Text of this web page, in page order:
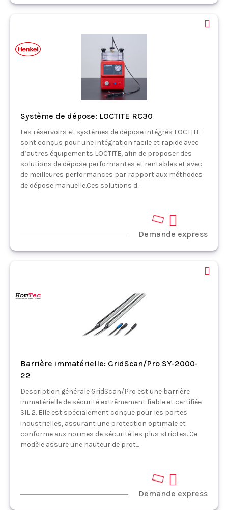
Système de dépose: LOCTITE RC30
Les réservoirs et systèmes de dépose intégrés LOCTITE
sont conçus pour une intégration facile et rapide avec
d’autres équipements LOCTITE, afin de proposer des
solutions de dépose performantes et rentables et avec
de meilleures performances par rapport aux méthodes
de dépose manuelle.Ces solutions d...
Demande express
Barrière immatérielle: GridScan/Pro SY-2000-
22
Description générale GridScan/Pro est une barrière
immatérielle de sécurité extrêmement fiable et certifiée
SIL 2. Elle est spécialement conçue pour les portes
industrielles, assurant une protection optimale et
conforme aux normes de sécurité les plus strictes. Ce
modèle assure une hauteur de prot...
Demande express